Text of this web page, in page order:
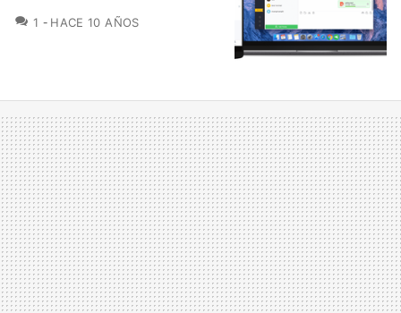
1 COMENTARIOS
HACE 10 AÑOS